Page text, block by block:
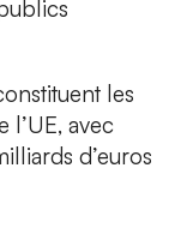
les
avec
d’euros